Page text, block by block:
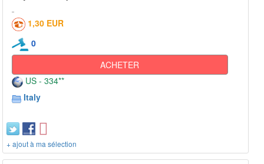
1,30 EUR
0
ACHETER
US - 334**
Italy
+ ajout à ma sélection